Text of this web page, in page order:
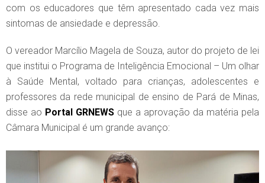
com os educadores que têm apresentado cada vez mais
sintomas de ansiedade e depressão.
O vereador Marcílio Magela de Souza, autor do projeto de lei
que institui o Programa de Inteligência Emocional – Um olhar
à Saúde Mental, voltado para crianças, adolescentes e
professores da rede municipal de ensino de Pará de Minas,
disse ao Portal GRNEWS que a aprovação da matéria pela
Câmara Municipal é um grande avanço: